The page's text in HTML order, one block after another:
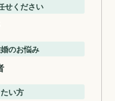
せください
のお悩み
い方